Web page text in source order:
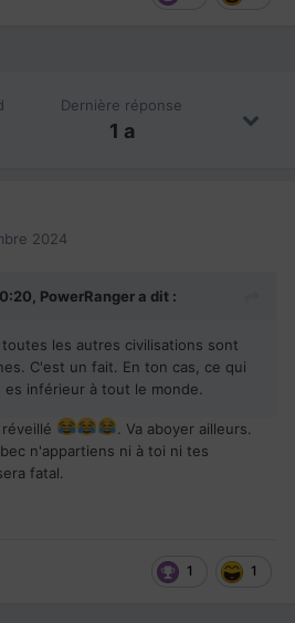
Dernière réponse
1 a
2024
PowerRangera dit :
toutes les autres civilisations sont
C'est un fait. En ton cas, ce qui
inférieur à tout le monde.
. Va aboyer ailleurs.
n'appartiens ni à toi ni tes
fatal.
1 1